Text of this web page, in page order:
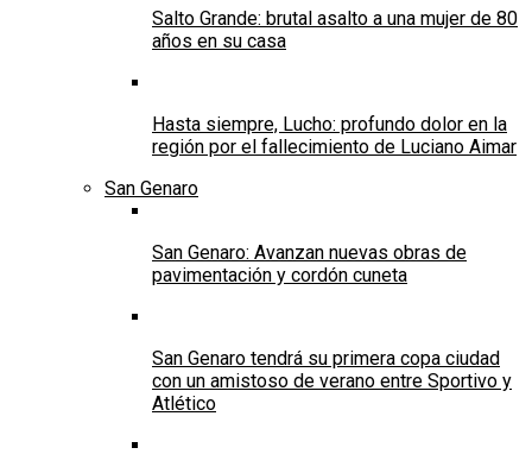
Salto Grande: brutal asalto a una mujer de 80
años en su casa
Hasta siempre, Lucho: profundo dolor en la
región por el fallecimiento de Luciano Aimar
San Genaro
San Genaro: Avanzan nuevas obras de
pavimentación y cordón cuneta
San Genaro tendrá su primera copa ciudad
con un amistoso de verano entre Sportivo y
Atlético